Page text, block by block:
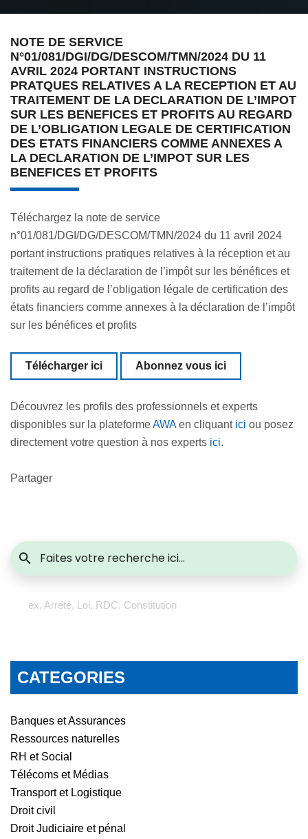
NOTE DE SERVICE
N°01/081/DGI/DG/DESCOM/TMN/2024 DU 11
AVRIL 2024 PORTANT INSTRUCTIONS
PRATQUES RELATIVES A LA RECEPTION ET AU
TRAITEMENT DE LA DECLARATION DE L’IMPOT
SUR LES BENEFICES ET PROFITS AU REGARD
DE L’OBLIGATION LEGALE DE CERTIFICATION
DES ETATS FINANCIERS COMME ANNEXES A
LA DECLARATION DE L’IMPOT SUR LES
BENEFICES ET PROFITS
Téléchargez la note de service
n°01/081/DGI/DG/DESCOM/TMN/2024 du 11 avril 2024
portant instructions pratiques relatives à la réception et au
traitement de la déclaration de l’impôt sur les bénéfices et
profits au regard de l’obligation légale de certification des
états financiers comme annexes à la déclaration de l’impôt
sur les bénéfices et profits
Télécharger ici Abonnez vous ici
Découvrez les profils des professionnels et experts
disponibles sur la plateformeAWAen cliquant ici ou posez
directement votre question à nos experts ici.
Partager
ex. Arrété, Loi, RDC, Constitution
CATEGORIES
Banques et Assurances
Ressources naturelles
RH et Social
Télécoms et Médias
Transport et Logistique
Droit civil
Droit Judiciaire et pénal